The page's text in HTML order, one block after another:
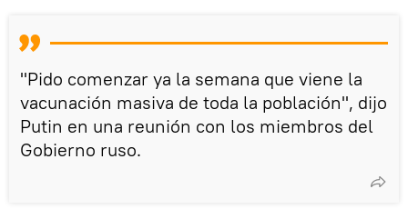
"Pido comenzar ya la semana que viene la
vacunación masiva de toda la población", dijo
Putin en una reunión con los miembros del
Gobierno ruso.